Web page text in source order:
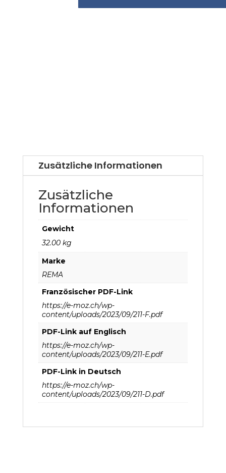
Zusätzliche Informationen
Zusätzliche
Informationen
Gewicht
32.00 kg
Marke
REMA
Französischer PDF-Link
https://e-moz.ch/wp-
content/uploads/2023/09/211-F.pdf
PDF-Link auf Englisch
https://e-moz.ch/wp-
content/uploads/2023/09/211-E.pdf
PDF-Link in Deutsch
https://e-moz.ch/wp-
content/uploads/2023/09/211-D.pdf